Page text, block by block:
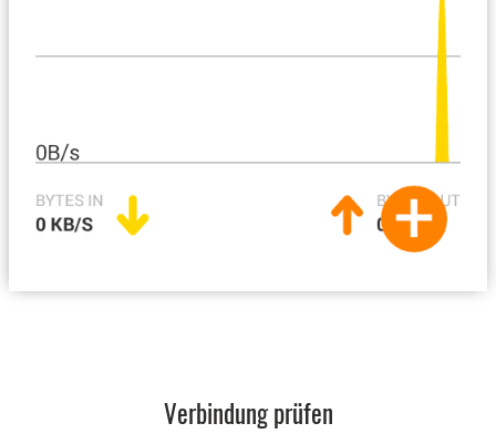
Verbindung prüfen